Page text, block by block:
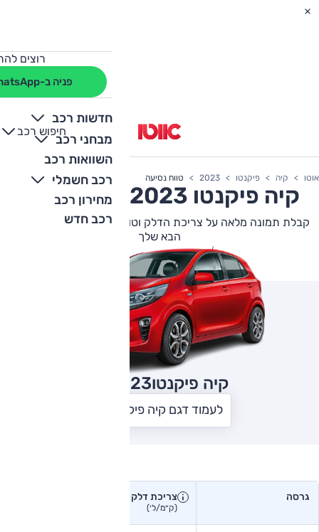
רוצים
פניה ב-WhatsApp
חדשות רכב
מבחני רכב
השוואות רכב
רכב חשמלי
מחירון רכב
רכב חדש
חיפוש רכב
+
-
אוטו קיה פיקנטו 2023 טווח נסיעה
קיה פיקנטו
קבלת תמונה מלאה על צריכת הדלק וטווח הנסיעה של קיה פיקנטו
הבא שלך
קיה פיקנטו2023
לעמוד דגם קיה פיקנטו
גרסה צריכת דלק יצרן
(ק״מ/ל׳)